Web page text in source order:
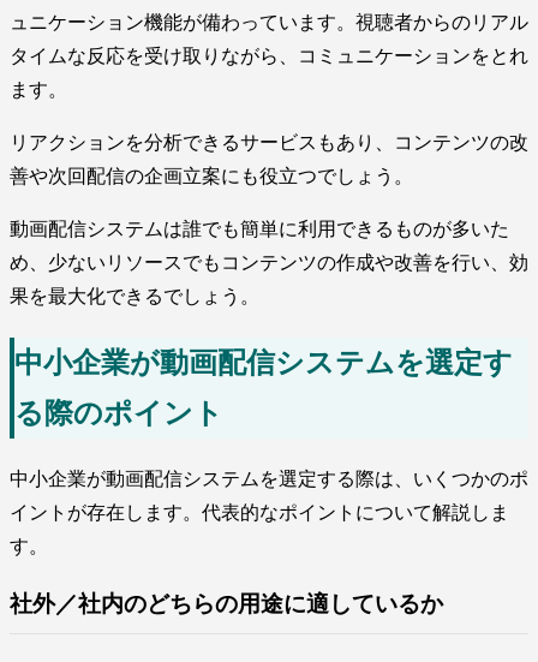
ュニケーション機能が備わっています。視聴者からのリアル
タイムな反応を受け取りながら、コミュニケーションをとれ
ます。
リアクションを分析できるサービスもあり、コンテンツの改
善や次回配信の企画立案にも役立つでしょう。
動画配信システムは誰でも簡単に利用できるものが多いた
め、少ないリソースでもコンテンツの作成や改善を行い、効
果を最大化できるでしょう。
中小企業が動画配信システムを選定す
る際のポイント
中小企業が動画配信システムを選定する際は、いくつかのポ
イントが存在します。代表的なポイントについて解説しま
す。
社外／社内のどちらの用途に適しているか